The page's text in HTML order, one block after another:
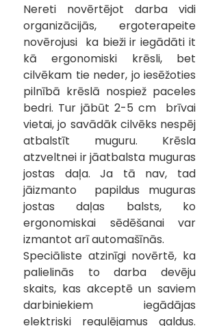
Nereti novērtējot darba vidi
organizācijās, ergoterapeite
novērojusi  ka bieži ir iegādāti it
kā ergonomiski krēsli, bet
cilvēkam tie neder, jo iesēžoties
pilnībā krēslā nospiež paceles
bedri. Tur jābūt 2-5 cm  brīvai
vietai, jo savādāk cilvēks nespēj
atbalstīt muguru. Krēsla
atzveltnei ir jāatbalsta muguras
jostas daļa. Ja tā nav, tad
jāizmanto  papildus muguras
jostas daļas balsts, ko
ergonomiskai sēdēšanai var
izmantot arī automašīnās.
Speciāliste atzinīgi novērtē, ka
palielinās to darba devēju
skaits, kas akceptē un saviem
darbiniekiem iegādājas
elektriski regulējamus galdus.